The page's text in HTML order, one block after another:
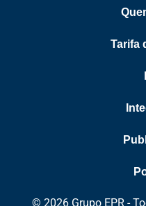
Tarifa
© 2026 Grupo EPR -